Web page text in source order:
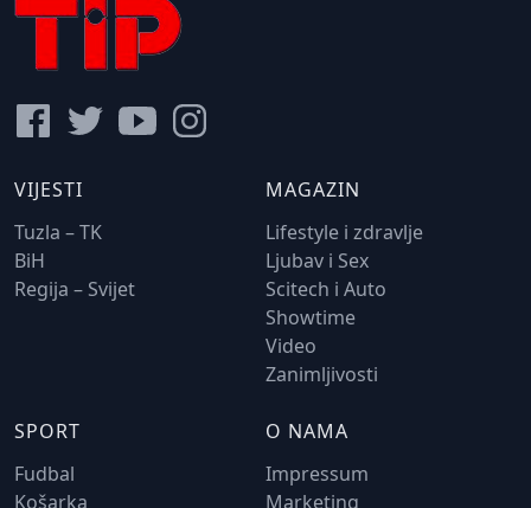
VIJESTI
Tuzla – TK
BiH
Regija – Svijet
MAGAZIN
Lifestyle i zdravlje
Ljubav i Sex
Scitech i Auto
Showtime
Video
Zanimljivosti
SPORT
Fudbal
Košarka
O NAMA
Impressum
Marketing